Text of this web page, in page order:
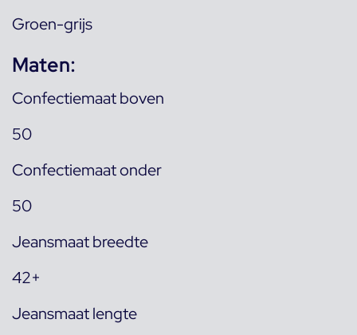
Groen-grijs
Maten:
Confectiemaat boven
50
Confectiemaat onder
50
Jeansmaat breedte
42+
Jeansmaat lengte